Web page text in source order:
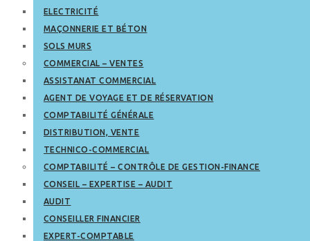
ELECTRICITÉ
MAÇONNERIE ET BÉTON
SOLS MURS
COMMERCIAL – VENTES
ASSISTANAT COMMERCIAL
AGENT DE VOYAGE ET DE RÉSERVATION
COMPTABILITÉ GÉNÉRALE
DISTRIBUTION, VENTE
TECHNICO-COMMERCIAL
COMPTABILITÉ – CONTRÔLE DE GESTION-FINANCE
CONSEIL – EXPERTISE – AUDIT
AUDIT
CONSEILLER FINANCIER
EXPERT-COMPTABLE